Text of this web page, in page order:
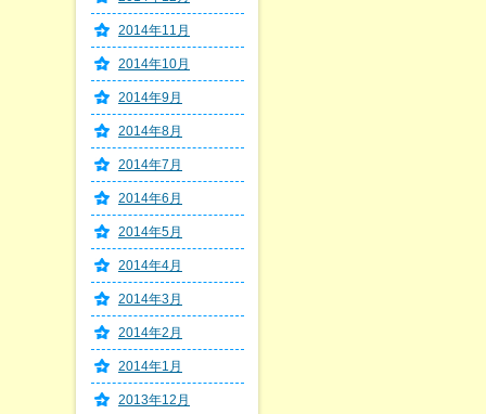
2014年11月
2014年10月
2014年9月
2014年8月
2014年7月
2014年6月
2014年5月
2014年4月
2014年3月
2014年2月
2014年1月
2013年12月